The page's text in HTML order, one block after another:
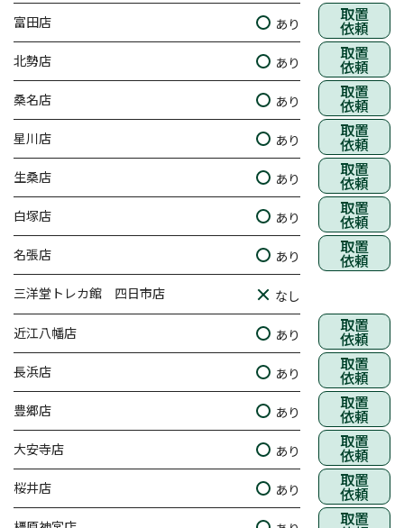
富田店 あり 取置
依頼
北勢店 あり 取置
依頼
桑名店 あり 取置
依頼
星川店 あり 取置
依頼
生桑店 あり 取置
依頼
白塚店 あり 取置
依頼
名張店 あり 取置
依頼
三洋堂トレカ館 四日市店 なし
近江八幡店 あり 取置
依頼
長浜店 あり 取置
依頼
豊郷店 あり 取置
依頼
大安寺店 あり 取置
依頼
桜井店 あり 取置
依頼
取置